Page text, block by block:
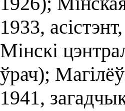
1933,
Мінскі
ўрач);
1941,